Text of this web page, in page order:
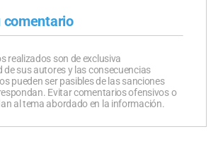
comentario
realizados son de exclusiva
de sus autores y las consecuencias
pueden ser pasibles de las sanciones
Evitar comentarios ofensivos o
al tema abordado en la información.